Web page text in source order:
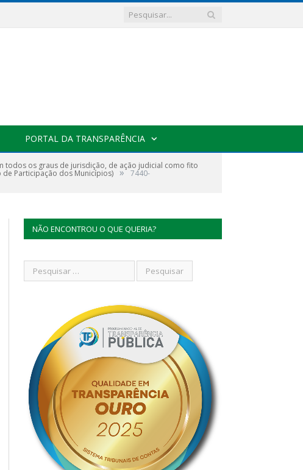
PORTAL DA TRANSPARÊNCIA
todos os graus de jurisdição, de ação judicial como fito
de Participação dos Municípios) » 7440-
NÃO ENCONTROU O QUE QUERIA?